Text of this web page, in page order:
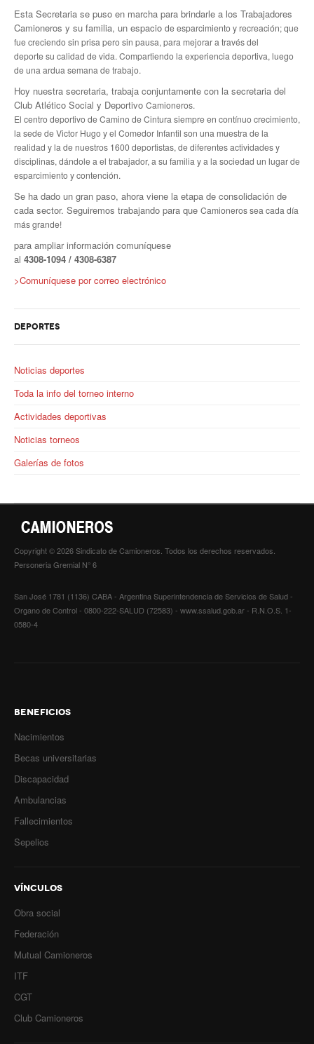
Esta Secretaria se puso en marcha para brindarle a los Trabajadores
Camioneros y su familia, un espacio de esparcimiento y recreación; que
fue creciendo sin prisa pero sin pausa, para mejorar a través del
deportesu calidad de vida. Compartiendo la experiencia deportiva, luego
de una ardua semana de trabajo.
Hoy nuestra secretaria, trabaja conjuntamente con la secretaria del
Club Atlético Social y Deportivo Camioneros.
El centro deportivo de Camino de Cintura siempre en contínuo crecimiento,
la sede de Victor Hugo y el Comedor Infantil son una muestra de la
realidad y la de nuestros 1600 deportistas, de diferentes actividades y
disciplinas, dándole a el trabajador, a su familia y a la sociedad un lugar de
esparcimiento y contención.
Se ha dado un gran paso, ahora viene la etapa de consolidación de
cada sector. Seguiremos trabajando para que Camioneros sea cada día
más grande!
para ampliar información comuníquese
al 4308-1094 / 4308-6387
>Comuníquese por correo electrónico
DEPORTES
Noticias deportes
Toda la info del torneo interno
Actividades deportivas
Noticias torneos
Galerías de fotos
Copyright © 2026 Sindicato de Camioneros. Todos los derechos reservados.
Personeria Gremial N° 6
San José 1781 (1136) CABA - Argentina Superintendencia de Servicios de Salud -
Organo de Control - 0800-222-SALUD (72583) - www.ssalud.gob.ar - R.N.O.S. 1-
0580-4
BENEFICIOS
Nacimientos
Becas universitarias
Discapacidad
Ambulancias
Fallecimientos
Sepelios
VÍNCULOS
Obra social
Federación
Mutual Camioneros
ITF
CGT
Club Camioneros